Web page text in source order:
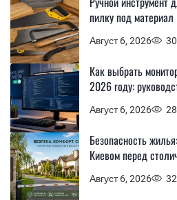
Август 6, 2026 30
пилку под материал
Август 6, 2026 28
Как выбрать
2026 году:
Август 6, 2026 32
Безопасность
Киевом перед